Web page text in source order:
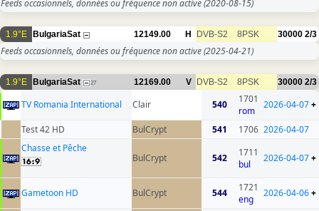
Feeds occasionnels, données ou fréquence non active(2020-08-15)
1.9°E BulgariaSat 12149.00 H DVB-S2 8PSK 30000 2/3
Feeds occasionnels, données ou fréquence non active(2025-04-21)
1.9°E BulgariaSat 27 12169.00 V DVB-S2 8PSK 30000 2/3
TV Romania International Clair 540
1701
rom
2026-04-07+
Test 42 HD BulCrypt 541 1706 2026-04-07
Chasse et Pêche
BulCrypt
542
1711
bul
2026-04-07+
Gametoon HD BulCrypt 544
1721
eng
2026-04-06+